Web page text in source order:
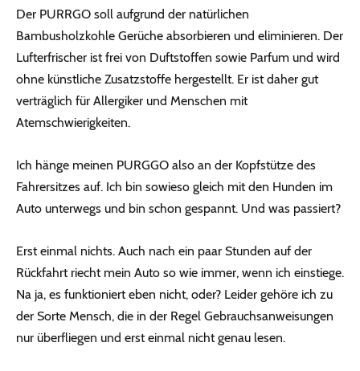
Der PURRGO soll aufgrund der natürlichen
Bambusholzkohle Gerüche absorbieren und eliminieren. Der
Lufterfrischer ist frei von Duftstoffen sowie Parfum und wird
ohne künstliche Zusatzstoffe hergestellt. Er ist daher gut
verträglich für Allergiker und Menschen mit
Atemschwierigkeiten.
Ich hänge meinen PURGGO also an der Kopfstütze des
Fahrersitzes auf. Ich bin sowieso gleich mit den Hunden im
Auto unterwegs und bin schon gespannt. Und was passiert?
Erst einmal nichts. Auch nach ein paar Stunden auf der
Rückfahrt riecht mein Auto so wie immer, wenn ich einstiege.
Na ja, es funktioniert eben nicht, oder? Leider gehöre ich zu
der Sorte Mensch, die in der Regel Gebrauchsanweisungen
nur überfliegen und erst einmal nicht genau lesen.